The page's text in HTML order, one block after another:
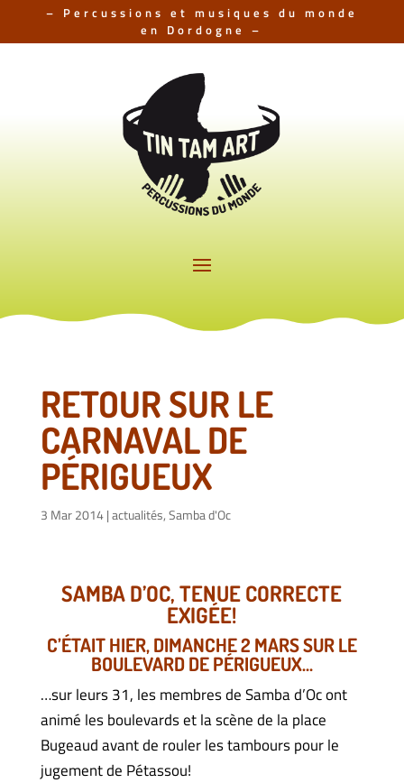
– Percussions et musiques du monde
en Dordogne –
RETOUR SUR LE
CARNAVAL DE
PÉRIGUEUX
3 Mar 2014|actualités,Samba d'Oc
SAMBA D’OC, TENUE CORRECTE
EXIGÉE!
C’ÉTAIT HIER, DIMANCHE 2 MARS SUR LE
BOULEVARD DE PÉRIGUEUX…
…sur leurs 31, les membres de Samba d’Oc ont
animé les boulevards et la scène de la place
Bugeaud avant de rouler les tambours pour le
jugement de Pétassou!